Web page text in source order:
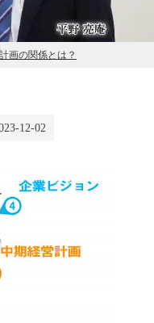
画の関係とは？
12-02